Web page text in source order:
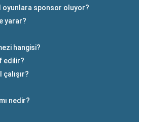
oyunlara sponsor oluyor?
yarar?
hangisi?
edilir?
çalışır?
nedir?